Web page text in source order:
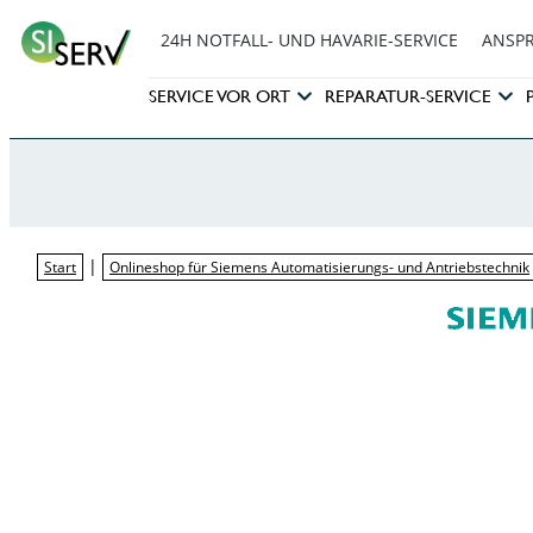
24H NOTFALL- UND HAVARIE-SERVICE
SERVICE VOR ORT REPARATUR-SERVICE
Start | Onlineshop für Siemens Automatisierungs- und Antriebstechnik